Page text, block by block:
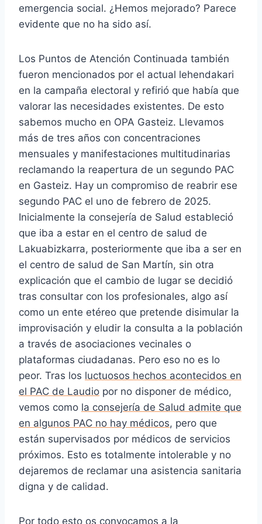
emergencia social. ¿Hemos mejorado? Parece
evidente que no ha sido así.
Los Puntos de Atención Continuada también
fueron mencionados por el actual lehendakari
en la campaña electoral y refirió que había que
valorar las necesidades existentes. De esto
sabemos mucho en OPA Gasteiz. Llevamos
más de tres años con concentraciones
mensuales y manifestaciones multitudinarias
reclamando la reapertura de un segundo PAC
en Gasteiz. Hay un compromiso de reabrir ese
segundo PAC el uno de febrero de 2025.
Inicialmente la consejería de Salud estableció
que iba a estar en el centro de salud de
Lakuabizkarra, posteriormente que iba a ser en
el centro de salud de San Martín, sin otra
explicación que el cambio de lugar se decidió
tras consultar con los profesionales, algo así
como un ente etéreo que pretende disimular la
improvisación y eludir la consulta a la población
a través de asociaciones vecinales o
plataformas ciudadanas. Pero eso no es lo
peor. Tras los luctuosos hechos acontecidos en
el PAC de Laudio por no disponer de médico,
vemos como la consejería de Salud admite que
en algunos PAC no hay médicos, pero que
están supervisados por médicos de servicios
próximos. Esto es totalmente intolerable y no
dejaremos de reclamar una asistencia sanitaria
digna y de calidad.
Por todo esto os convocamos a la